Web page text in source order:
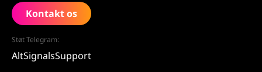
Kontakt os
Støt Telegram:
AltSignalsSupport